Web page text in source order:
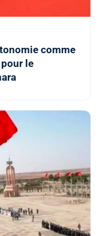
comme
le